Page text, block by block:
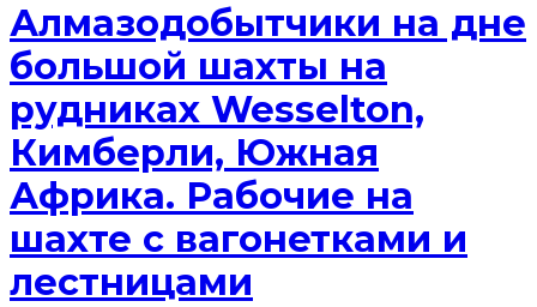
Алмазодобытчики на дне
большой шахты на
рудниках Wesselton,
Кимберли, Южная
Африка. Рабочие на
шахте с вагонетками и
лестницами